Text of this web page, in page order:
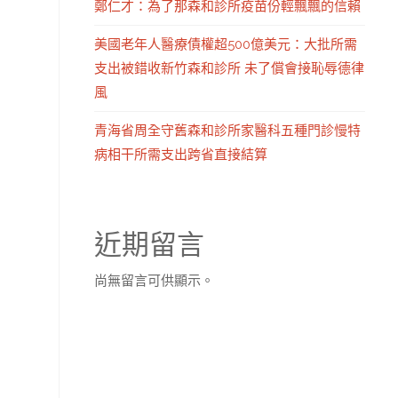
鄭仁才：為了那森和診所疫苗份輕飄飄的信賴
美國老年人醫療債權超500億美元：大批所需
支出被錯收新竹森和診所 未了償會接恥辱德律
風
青海省周全守舊森和診所家醫科五種門診慢特
病相干所需支出跨省直接結算
近期留言
尚無留言可供顯示。